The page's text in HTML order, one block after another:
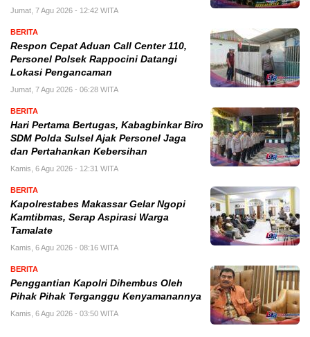
Jumat, 7 Agu 2026 - 12:42 WITA
BERITA
Respon Cepat Aduan Call Center 110,
Personel Polsek Rappocini Datangi
Lokasi Pengancaman
Jumat, 7 Agu 2026 - 06:28 WITA
BERITA
Hari Pertama Bertugas, Kabagbinkar Biro
SDM Polda Sulsel Ajak Personel Jaga
dan Pertahankan Kebersihan
Kamis, 6 Agu 2026 - 12:31 WITA
BERITA
Kapolrestabes Makassar Gelar Ngopi
Kamtibmas, Serap Aspirasi Warga
Tamalate
Kamis, 6 Agu 2026 - 08:16 WITA
BERITA
Penggantian Kapolri Dihembus Oleh
Pihak Pihak Terganggu Kenyamanannya
Kamis, 6 Agu 2026 - 03:50 WITA